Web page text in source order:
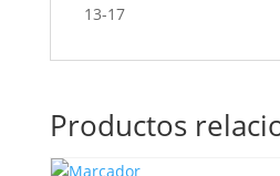
13-17
Productos